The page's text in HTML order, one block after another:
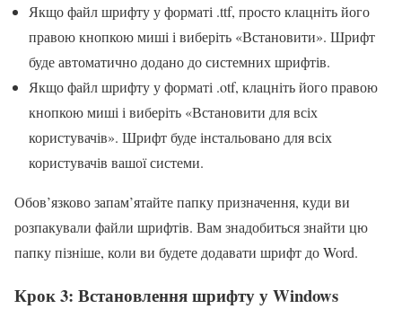
Якщо файл шрифту у форматі .ttf, просто клацніть його
правою кнопкою миші і виберіть «Встановити». Шрифт
буде автоматично додано до системних шрифтів.
Якщо файл шрифту у форматі .otf, клацніть його правою
кнопкою миші і виберіть «Встановити для всіх
користувачів». Шрифт буде інстальовано для всіх
користувачів вашої системи.
Обов’язково запам’ятайте папку призначення, куди ви
розпакували файли шрифтів. Вам знадобиться знайти цю
папку пізніше, коли ви будете додавати шрифт до Word.
Крок 3: Встановлення шрифту у Windows